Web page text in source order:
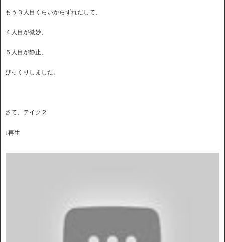
もう３人目くらいからずれだして、
４人目が微妙、
５人目が静止、
びっくりしました。
さて、テイク２
↓再生